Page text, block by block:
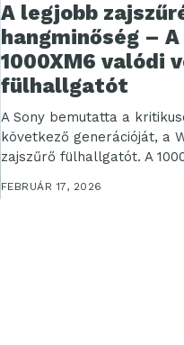
A legjobb
hangminőség –
1000XM6 valódi
fülhallgatót
A Sony bemutatta a
következő generációját, a
zajszűrő fülhallgatót. A
FEBRUÁR 17, 2026